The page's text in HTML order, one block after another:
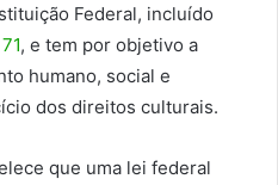
Federal, incluído
, e tem por objetivo a
humano, social e
dos direitos culturais.
que uma lei federal